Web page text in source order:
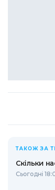
ТАКОЖ ЗА
Скільки
Сьогодні